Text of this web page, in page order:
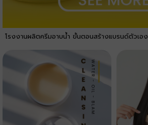
โรงงานผลิตครีมอาบน้ำ ขั้นตอนสร้างแบรนด์ตัวเอง